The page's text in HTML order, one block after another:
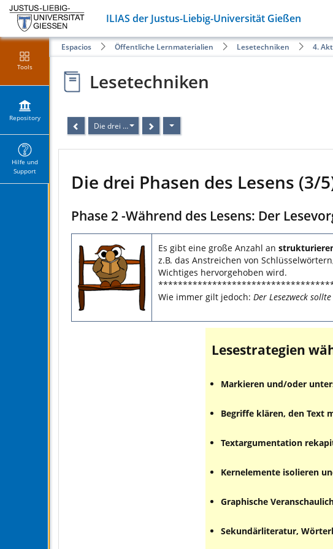
ILIAS der Justus-Liebig-Universität Gießen
Tools
Repository
Hilfe und
Support
Espacios Öffentliche Lernmaterialien Lesetechniken 4.
Lesetechniken
Die drei Phasen des Lesens (3/5)
Die drei Phasen des Lesens (3/
Phase 2 -Während des Lesens: Der
Es gibt eine große Anzahl an
z.B. das Anstreichen von
Wichtiges hervorgehoben wird.
Wie immer gilt jedoch: Der Lesezweck
Lesestrategien
Markieren und/oder
Begriffe klären, den Text
Textargumentation
Kernelemente isolieren
Graphische
Sekundärliteratur,